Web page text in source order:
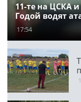
11-те на ЦСКА
Годой водят
17:54